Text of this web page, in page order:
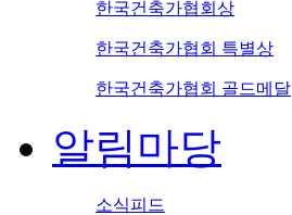
한국건축가협회상
한국건축가협회 특별상
한국건축가협회 골드메달
알림마당
소식피드